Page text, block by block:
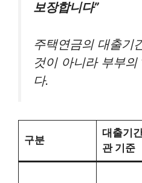
보장합니다”
주택연금의 대출기
것이 아니라 부부의
다.
구분
대출기
관 기준